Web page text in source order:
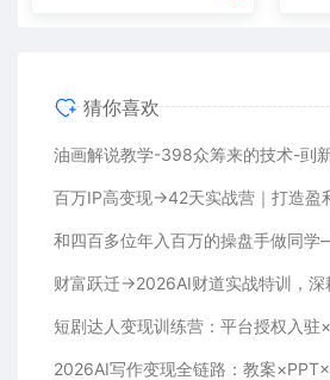
猜你喜欢